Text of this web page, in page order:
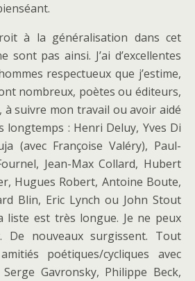
à la généralisation dans cet
pas ainsi. J’ai d’excellentes
respectueux que j’estime,
nombreux, poètes ou éditeurs,
à suivre mon travail ou avoir aidé
longtemps : Henri Deluy, Yves Di
(avec Françoise Valéry), Paul-
Jean-Max Collard, Hubert
Hugues Robert, Antoine Boute,
Blin, Eric Lynch ou John Stout
liste est très longue. Je ne peux
De nouveaux surgissent. Tout
poétiques/cycliques avec
Gavronsky, Philippe Beck,